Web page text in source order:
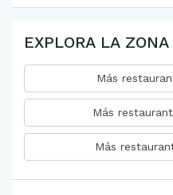
EXPLORA LA ZONA
Más
Más
Más